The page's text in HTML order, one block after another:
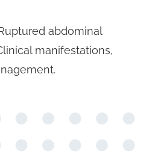
abdominal
manifestations,